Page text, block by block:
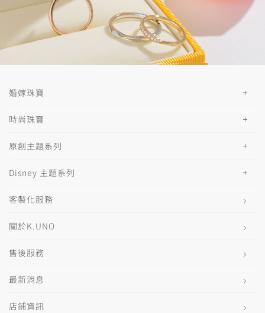
婚嫁珠寶
時尚珠寶
原創主題系列
Disney 主題系列
客製化服務
關於K.UNO
售後服務
最新消息
店鋪資訊